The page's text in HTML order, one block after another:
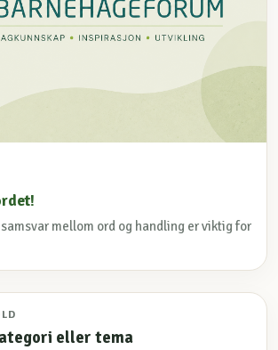
mellom ord og handling er viktig for
eller tema